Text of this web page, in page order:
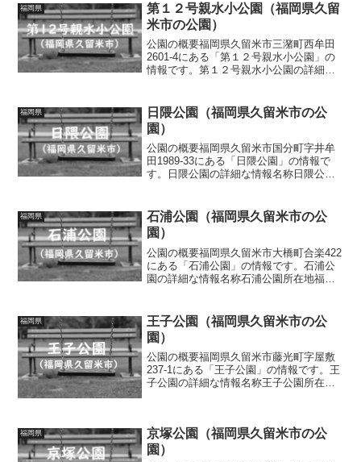
福岡県
第１２号親水小公園（福岡県久留
米市の公園）
公園の概要福岡県久留米市三潴町西牟田
2601-4にある「第１２号親水小公園」の
情報です。第１２号親水小公園の詳細な
なし種別街区公園施設・遊具四阿、ベン
チトイレの有...
福岡県
日隈公園（福岡県久留米市の公
園）
公園の概要福岡県久留米市国分町字井牟
田1989-33にある「日隈公園」の情報で
す。日隈公園の詳細な情報名称日隈公園
遊具ロッキング遊具、ベンチトイレの有
無なし車椅子...
福岡県
石浦公園（福岡県久留米市の公
園）
公園の概要福岡県久留米市大橋町合楽422
にある「石浦公園」の情報です。石浦公
園の詳細な情報名称石浦公園所在地福岡
コ、砂場、ベンチトイレの有無なし車椅
子対応 トイレなし...
福岡県
王子公園（福岡県久留米市の公
園）
公園の概要福岡県久留米市藤光町字屋敷
237-1にある「王子公園」の情報です。王
子公園の詳細な情報名称王子公園所在地
レなし駐車場...
福岡県
京塚公園（福岡県久留米市の公
園）